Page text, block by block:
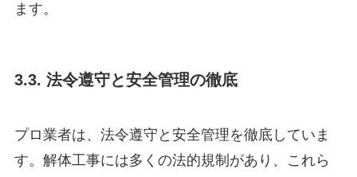
ます。
3.3. 法令遵守と安全管理の徹底
プロ業者は、法令遵守と安全管理を徹底していま
す。解体工事には多くの法的規制があり、これら